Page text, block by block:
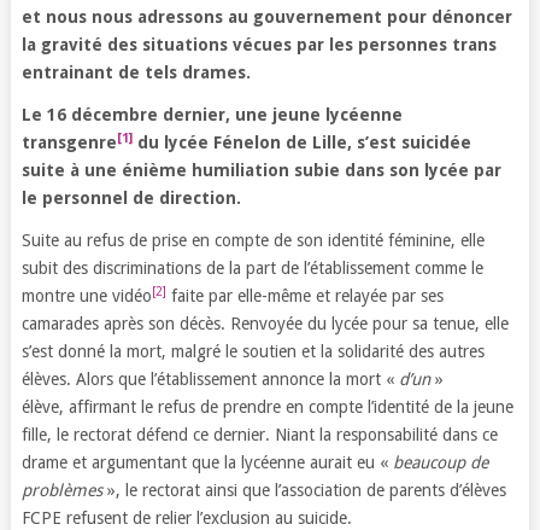
et nous nous adressons au gouvernement pour dénoncer
la gravité des situations vécues par les personnes trans
entrainant de tels drames.
Le 16 décembre dernier, une jeune lycéenne
transgenre[1]du lycée Fénelon de Lille, s’est suicidée
suite à une énième humiliation subie dans son lycée par
le personnel de direction.
Suite au refus de prise en compte de son identité féminine, elle
subit des discriminations de la part de l’établissement comme le
montre une vidéo[2] faite par elle-même et relayée par ses
camarades après son décès. Renvoyée du lycée pour sa tenue, elle
s’est donné la mort, malgré le soutien et la solidarité des autres
élèves. Alors que l’établissement annonce la mort « d’un»
élève, affirmant le refus de prendre en compte l’identité de la jeune
fille, le rectorat défend ce dernier. Niant la responsabilité dans ce
drame et argumentant que la lycéenne aurait eu « beaucoup de
problèmes», le rectorat ainsi que l’association de parents d’élèves
FCPE refusent de relier l’exclusion au suicide.